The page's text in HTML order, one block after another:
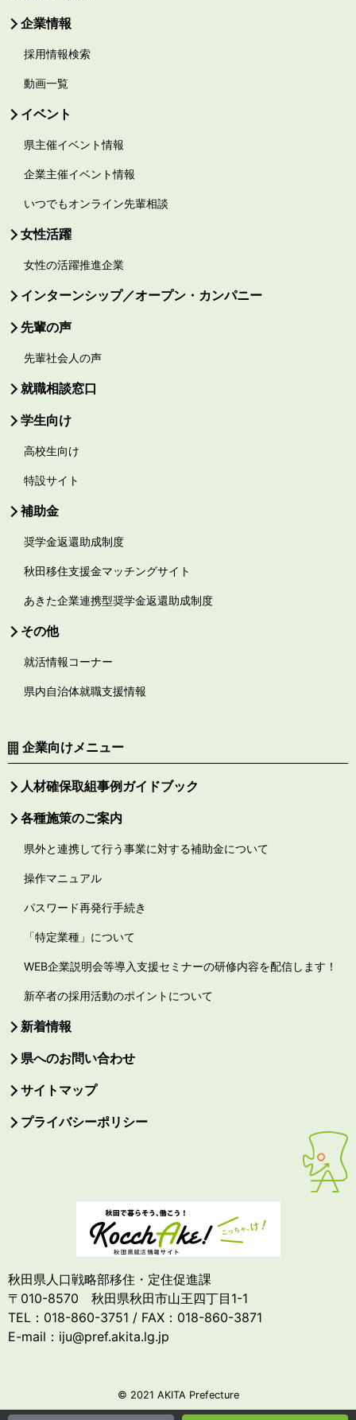
企業情報
採用情報検索
動画一覧
イベント
県主催イベント情報
企業主催イベント情報
いつでもオンライン先輩相談
女性活躍
女性の活躍推進企業
インターンシップ／オープン・カンパニー
先輩の声
先輩社会人の声
就職相談窓口
学生向け
高校生向け
特設サイト
補助金
奨学金返還助成制度
秋田移住支援金マッチングサイト
あきた企業連携型奨学金返還助成制度
その他
就活情報コーナー
県内自治体就職支援情報
企業向けメニュー
人材確保取組事例ガイドブック
各種施策のご案内
県外と連携して行う事業に対する補助金について
操作マニュアル
パスワード再発行手続き
「特定業種」について
WEB企業説明会等導入支援セミナーの研修内容を配信します！
新卒者の採用活動のポイントについて
新着情報
県へのお問い合わせ
サイトマップ
プライバシーポリシー
秋田県人口戦略部移住・定住促進課
〒010-8570 秋田県秋田市山王四丁目1-1
TEL：018-860-3751 / FAX：018-860-3871
E-mail：iju@pref.akita.lg.jp
© 2021 AKITA Prefecture